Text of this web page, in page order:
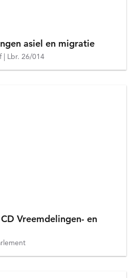
asiel en migratie
Lbr. 26/014
Vreemdelingen- en